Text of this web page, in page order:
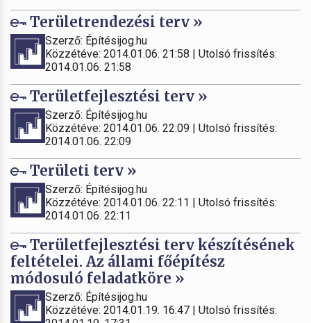
Területrendezési terv »
Szerző: Építésijog.hu
Közzétéve: 2014.01.06. 21:58 | Utolsó frissítés:
2014.01.06. 21:58
Területfejlesztési terv »
Szerző: Építésijog.hu
Közzétéve: 2014.01.06. 22:09 | Utolsó frissítés:
2014.01.06. 22:09
Területi terv »
Szerző: Építésijog.hu
Közzétéve: 2014.01.06. 22:11 | Utolsó frissítés:
2014.01.06. 22:11
Területfejlesztési terv készítésének
feltételei. Az állami főépítész
módosuló feladatköre »
Szerző: Építésijog.hu
Közzétéve: 2014.01.19. 16:47 | Utolsó frissítés: